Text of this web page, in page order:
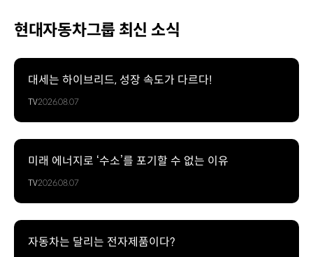
현대자동차그룹 최신 소식
대세는 하이브리드, 성장 속도가 다르다!
TV2026.08.07
미래 에너지로 ‘수소’를 포기할 수 없는 이유
TV2026.08.07
자동차는 달리는 전자제품이다?